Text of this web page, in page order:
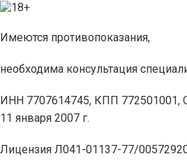
Имеются противопоказания,
необходима консультация
ИНН 7707614745, КПП 772501001,
11 января 2007 г.
Лицензия Л041-01137-77/